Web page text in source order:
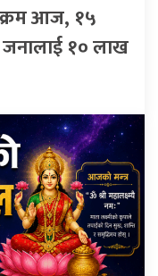
आज, १५
१० लाख